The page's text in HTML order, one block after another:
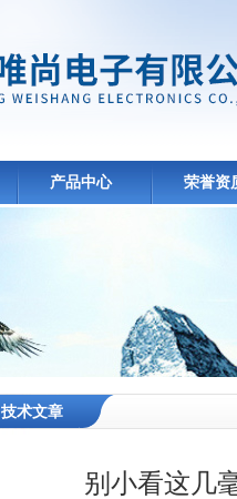
产品中心 荣誉资
技术文章
别小看这几